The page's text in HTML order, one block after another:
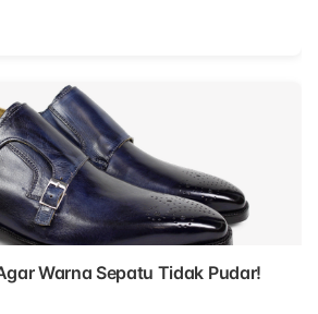
Warna Sepatu Tidak Pudar!